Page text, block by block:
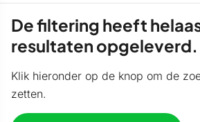
De filtering heeft
resultaten opgeleverd.
Klik hieronder op de knop om de
zetten.